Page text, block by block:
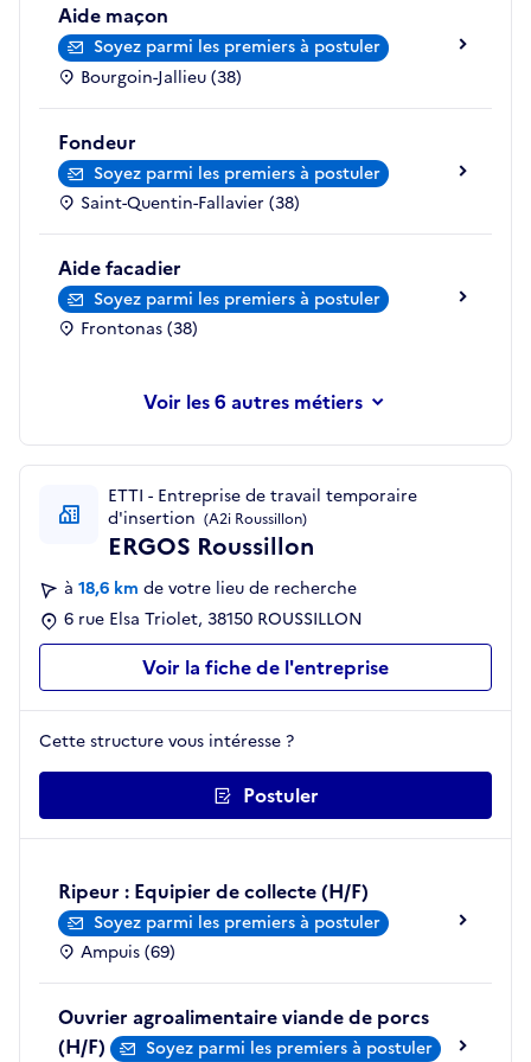
Aide maçon
Soyez parmi les premiers à postuler
Bourgoin-Jallieu (38)
Fondeur
Soyez parmi les premiers à postuler
Saint-Quentin-Fallavier (38)
Aide facadier
Soyez parmi les premiers à postuler
Frontonas (38)
les 6 autres métiers
ETTI - Entreprise de travail temporaire
d'insertion (A2i Roussillon)
ERGOS Roussillon
à 18,6 km de votre lieu de recherche
6 rue Elsa Triolet, 38150 ROUSSILLON
Voir la fiche de l'entreprise
Cette structure vous intéresse ?
Postuler
Ripeur : Equipier de collecte (H/F)
Soyez parmi les premiers à postuler
Ampuis (69)
Ouvrier agroalimentaire viande de porcs
(H/F)
Soyez parmi les premiers à postuler